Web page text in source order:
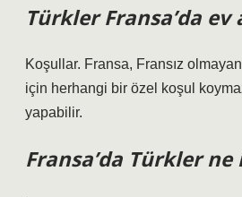
Türkler Fransa’da
Koşullar. Fransa, Fransız
için herhangi bir özel koşul
yapabilir.
Fransa’da Türkler ne